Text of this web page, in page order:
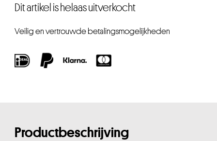
Dit artikel is helaas uitverkocht
Veilig en vertrouwde betalingsmogelijkheden
Productbeschrijving